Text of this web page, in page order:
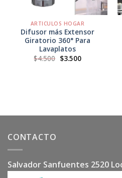
ARTICULOS HOGAR
Difusor más Extensor
Giratorio 360° Para
Lavaplatos
$4.500 El
precio
$3.500El
precio
CONTACTO
Salvador Sanfuentes 2520